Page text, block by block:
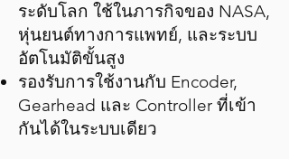
ระดับโลก ใช้ในภารกิจของ NASA,
หุ่นยนต์ทางการแพทย์, และระบบ
อัตโนมัติขั้นสูง
รองรับการใช้งานกับ Encoder,
Gearhead และ Controller ที่เข้า
กันได้ในระบบเดียว